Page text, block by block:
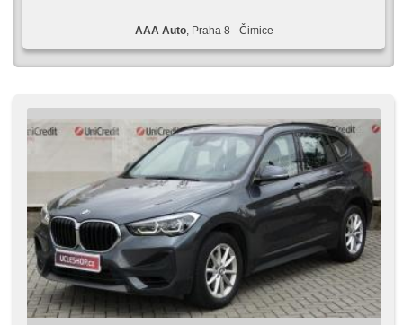
AAA Auto, Praha 8 - Čimice